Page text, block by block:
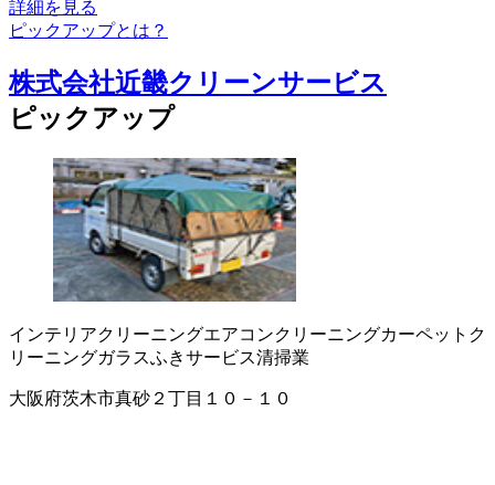
詳細を見る
ピックアップとは？
株式会社近畿クリーンサービス
ピックアップ
インテリアクリーニングエアコンクリーニングカーペットク
リーニングガラスふきサービス清掃業
大阪府茨木市真砂２丁目１０－１０